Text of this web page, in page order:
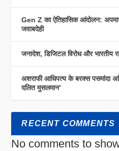
Gen Z का ऐतिहासिक आंदोलन:
जवाबदेही
जनादेश, डिजिटल विरोध और भारतीय
अशराफी आधिपत्य के बरक्स पसमांदा
दलित मुसलमान’
RECENT COMMENTS
No comments to